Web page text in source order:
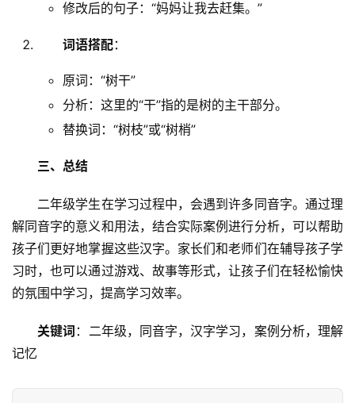
修改后的句子：“妈妈让我去赶集。”
词语搭配：
原词：“树干”
分析：这里的“干”指的是树的主干部分。
替换词：“树枝”或“树梢”
三、总结
二年级学生在学习过程中，会遇到许多同音字。通过理
解同音字的意义和用法，结合实际案例进行分析，可以帮助
孩子们更好地掌握这些汉字。家长们和老师们在辅导孩子学
习时，也可以通过游戏、故事等形式，让孩子们在轻松愉快
的氛围中学习，提高学习效率。
关键词 ：二年级，同音字，汉字学习，案例分析，理解
记忆